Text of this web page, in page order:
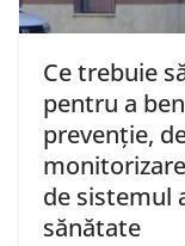
Ce trebuie
pentru a
prevenție,
de sistemul
sănătate